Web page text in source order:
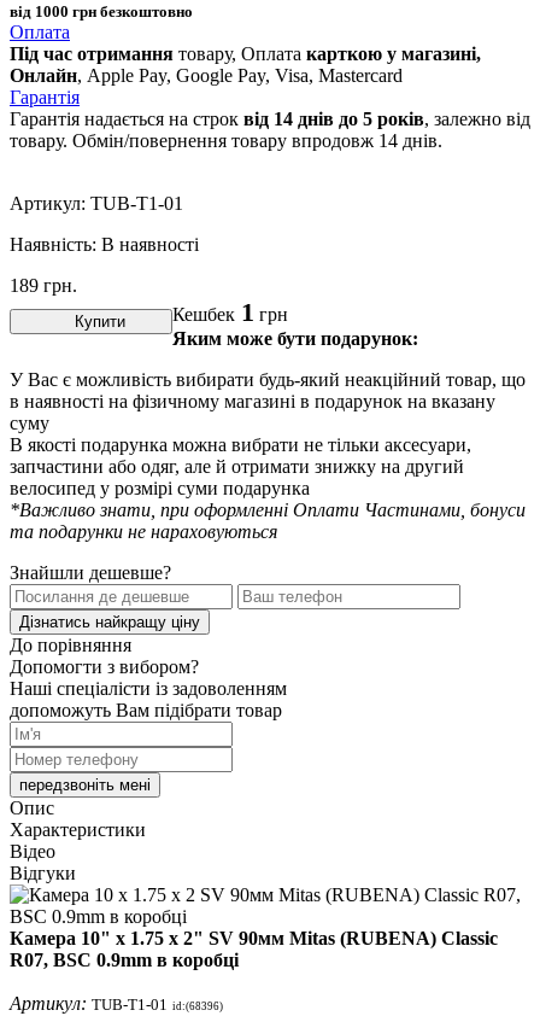
від 1000 грн безкоштовно
Оплата
Під час отримання товару, Оплата карткою у магазині,
Онлайн, Apple Pay, Google Pay, Visa, Mastercard
Гарантія
Гарантія надається на строк від 14 днів до 5 років, залежно від
товару. Обмін/повернення товару впродовж 14 днів.
Артикул: TUB-T1-01
Наявність: В наявності
189 грн.
Купити Кешбек 1 грн
Яким може бути подарунок:
У Вас є можливість вибирати будь-який неакційний товар, що
в наявності на фізичному магазині в подарунок на вказану
суму
В якості подарунка можна вибрати не тільки аксесуари,
запчастини або одяг, але й отримати знижку на другий
велосипед у розмірі суми подарунка
*Важливо знати, при оформленні Оплати Частинами, бонуси
та подарунки не нараховуються
Знайшли дешевше?
Дізнатись найкращу ціну
До порівняння
Допомогти з вибором?
Наші спеціалісти із задоволенням
допоможуть Вам підібрати товар
передзвоніть мені
Опис
Характеристики
Відео
Відгуки
Камера 10" x 1.75 x 2" SV 90мм Mitas (RUBENA) Classic
R07, BSC 0.9mm в коробці
Артикул: TUB-T1-01 id:(68396)